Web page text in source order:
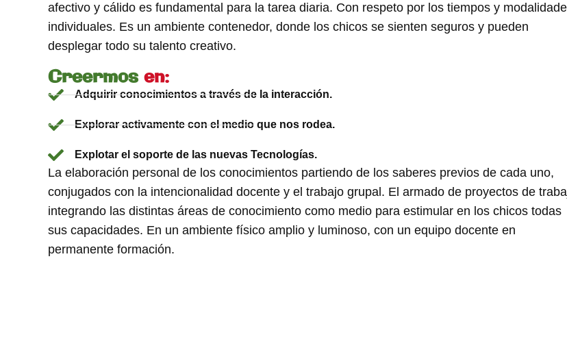
afectivo y cálido es fundamental para la tarea diaria. Con respeto por los tiempos y
individuales. Es un ambiente contenedor, donde los chicos se sienten seguros y pueden
desplegar todo su talento creativo.
Creermosen:
Adquirir conocimientos a través de la interacción.
Explorar activamente con el medio que nos rodea.
Explotar el soporte de las nuevas Tecnologías.
La elaboración personal de los conocimientos partiendo de los saberes previos de cada uno,
conjugados con la intencionalidad docente y el trabajo grupal. El armado de proyectos de
integrando las distintas áreas de conocimiento como medio para estimular en los chicos todas
sus capacidades. En un ambiente físico amplio y luminoso, con un equipo docente en
permanente formación.